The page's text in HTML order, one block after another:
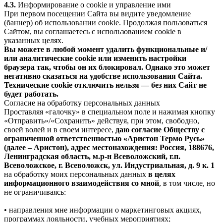
4.3. Информирование о cookie и управление ими
При первом посещении Сайта вы видите уведомление
(баннер) об использовании cookie. Продолжая пользоваться
Сайтом, вы соглашаетесь с использованием cookie в
указанных целях.
Вы можете в любой момент удалить функциональные и/
или аналитические cookie или изменить настройки
браузера так, чтобы он их блокировал. Однако это может
негативно сказаться на удобстве использования Сайта.
Технические cookie отключить нельзя — без них Сайт не
будет работать.
Согласие на обработку персональных данных
Проставляя «галочку» в специальном поле и нажимая кнопку
«Отправить»/«Сохранить» действуя, при этом, свободно,
своей волей и в своем интересе, даю согласие Обществу с
ограниченной ответственностью «Аристон Термо Русь»
(далее – Аристон), адрес местонахождения: Россия, 188676,
Ленинградская область, м.р-н Всеволожский, г.п.
Всеволожское, г. Всеволожск, ул. Индустриальная, д. 9 к. 1
на обработку моих персональных данных в целях
информационного взаимодействия со мной, в том числе, но
не ограничиваясь:
• направления мне информации о маркетинговых акциях,
программах лояльности, учебных мероприятиях;